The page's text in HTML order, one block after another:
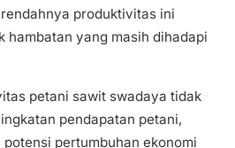
produktivitas ini
hambatan yang masih dihadapi
petani sawit swadaya tidak
pendapatan petani,
pertumbuhan ekonomi